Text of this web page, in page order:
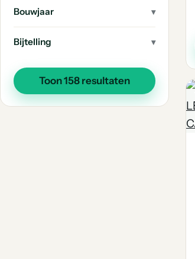
C4 Grand Picasso 1
Sm 1
Bouwjaar
Bijtelling
Toon 158 resultaten